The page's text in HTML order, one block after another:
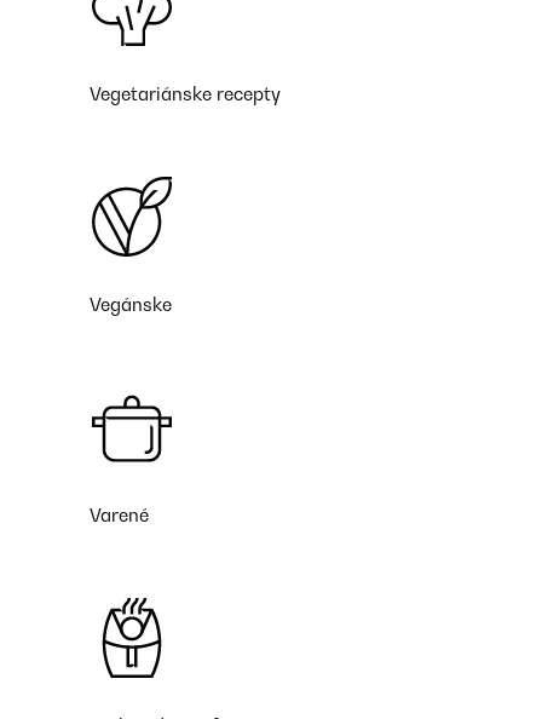
Vegetariánske recepty
Vegánske
Varené